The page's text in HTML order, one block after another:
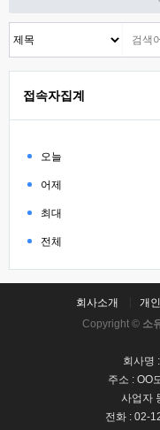
접속자집계
오늘
어제
최대
전체
회사소개 개
Copyright © 소
회사명
주소 : OO
사업자
전화 : 02-